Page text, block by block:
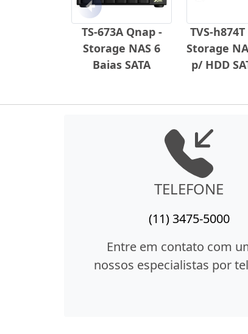
TS-673A Qnap -
Storage NAS 6
Baias SATA
TVS-
Storage
p/ HDD
Anterior
TELEFONE
(11) 3475-5000
Entre em contato com
nossos especialistas por